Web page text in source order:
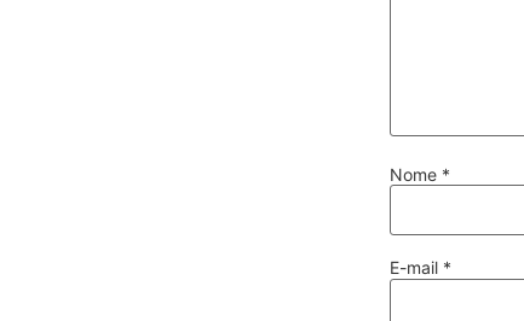
Nome *
E-mail *